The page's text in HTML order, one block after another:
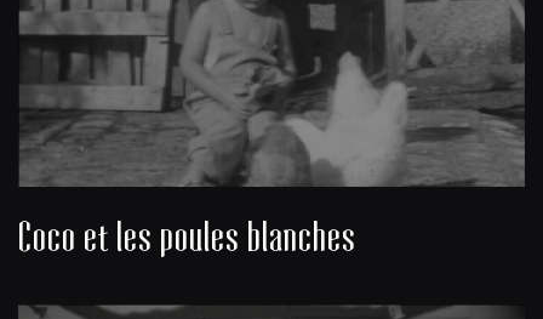
Coco et les poules blanches